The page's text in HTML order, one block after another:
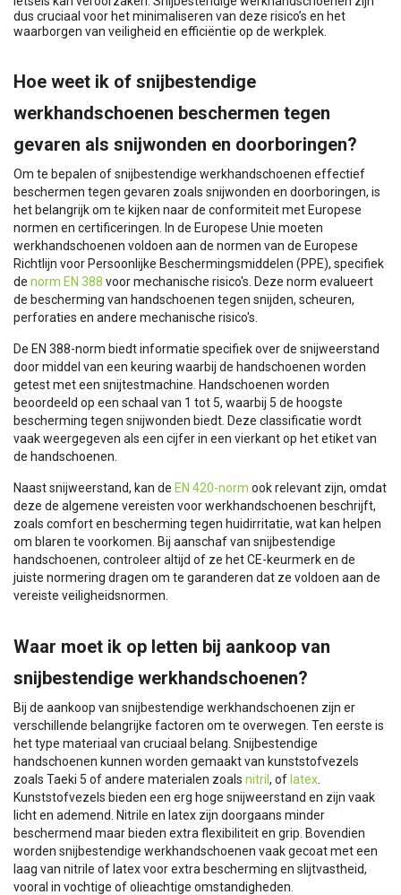
dus cruciaal voor het minimaliseren van deze risico’s en het
waarborgen van veiligheid en efficiëntie op de werkplek.
Hoe weet ik of snijbestendige
werkhandschoenen beschermen tegen
gevaren als snijwonden en doorboringen?
Om te bepalen of snijbestendige werkhandschoenen effectief
beschermen tegen gevaren zoals snijwonden en doorboringen, is
het belangrijk om te kijken naar de conformiteit met Europese
normen en certificeringen. In de Europese Unie moeten
werkhandschoenen voldoen aan de normen van de Europese
Richtlijn voor Persoonlijke Beschermingsmiddelen (PPE), specifiek
de norm EN 388 voor mechanische risico's. Deze norm evalueert
de bescherming van handschoenen tegen snijden, scheuren,
perforaties en andere mechanische risico's.
De EN 388-norm biedt informatie specifiek over de snijweerstand
door middel van een keuring waarbij de handschoenen worden
getest met een snijtestmachine. Handschoenen worden
beoordeeld op een schaal van 1 tot 5, waarbij 5 de hoogste
bescherming tegen snijwonden biedt. Deze classificatie wordt
vaak weergegeven als een cijfer in een vierkant op het etiket van
de handschoenen.
Naast snijweerstand, kan de EN 420-norm ook relevant zijn, omdat
deze de algemene vereisten voor werkhandschoenen beschrijft,
zoals comfort en bescherming tegen huidirritatie, wat kan helpen
om blaren te voorkomen. Bij aanschaf van snijbestendige
handschoenen, controleer altijd of ze het CE-keurmerk en de
juiste normering dragen om te garanderen dat ze voldoen aan de
vereiste veiligheidsnormen.
Waar moet ik op letten bij aankoop van
snijbestendige werkhandschoenen?
Bij de aankoop van snijbestendige werkhandschoenen zijn er
verschillende belangrijke factoren om te overwegen. Ten eerste is
het type materiaal van cruciaal belang. Snijbestendige
handschoenen kunnen worden gemaakt van kunststofvezels
zoals Taeki 5 of andere materialen zoals nitril , of latex
Kunststofvezels bieden een erg hoge snijweerstand en zijn vaak
licht en ademend. Nitrile en latex zijn doorgaans minder
beschermend maar bieden extra flexibiliteit en grip. Bovendien
worden snijbestendige werkhandschoenen vaak gecoat met een
laag van nitrile of latex voor extra bescherming en slijtvastheid,
vooral in vochtige of olieachtige omstandigheden.